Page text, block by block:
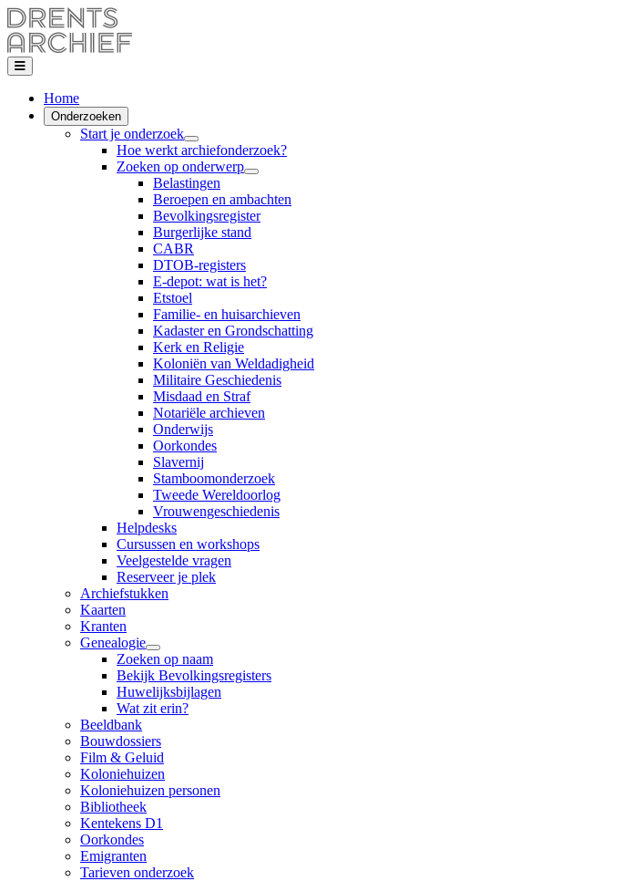
Home
Onderzoeken
Start je onderzoek
Hoe werkt archiefonderzoek?
Zoeken op onderwerp
Belastingen
Beroepen en ambachten
Bevolkingsregister
Burgerlijke stand
CABR
DTOB-registers
E-depot: wat is het?
Etstoel
Familie- en huisarchieven
Kadaster en Grondschatting
Kerk en Religie
Koloniën van Weldadigheid
Militaire Geschiedenis
Misdaad en Straf
Notariële archieven
Onderwijs
Oorkondes
Slavernij
Stamboomonderzoek
Tweede Wereldoorlog
Vrouwengeschiedenis
Helpdesks
Cursussen en workshops
Veelgestelde vragen
Reserveer je plek
Archiefstukken
Kaarten
Kranten
Genealogie
Zoeken op naam
Bekijk Bevolkingsregisters
Huwelijksbijlagen
Wat zit erin?
Beeldbank
Bouwdossiers
Film & Geluid
Koloniehuizen
Koloniehuizen personen
Bibliotheek
Kentekens D1
Oorkondes
Emigranten
Tarieven onderzoek